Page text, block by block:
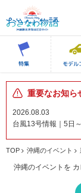
重要なお知ら
2026.08.03
台風13号情報｜5日
TOP 沖縄のイベント
沖縄のイベントを